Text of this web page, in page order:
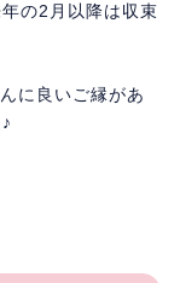
の2月以降は収束
に良いご縁があ